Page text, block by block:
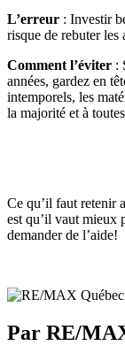
L’erreur : Investir
risque de rebuter les
Comment l’éviter :
années, gardez en
intemporels, les
la majorité et à
Ce qu’il faut retenir
est qu’il vaut mieux
demander de l’aide!
Par RE/